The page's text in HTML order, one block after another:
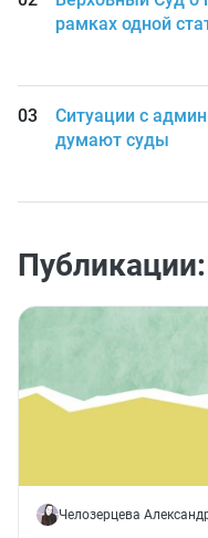
рамках одной
Ситуации с
думают суды
Публикации:
Челозерцева